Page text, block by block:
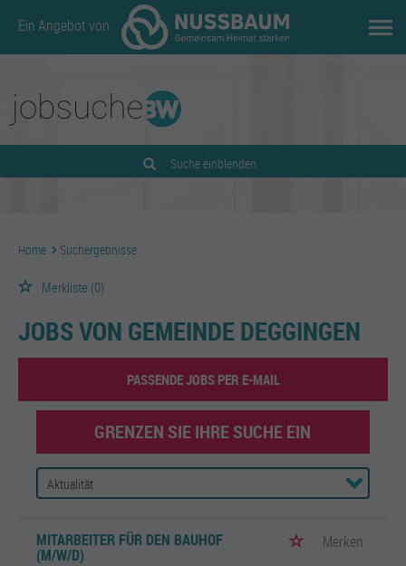
Ein Angebot von
Suche einblenden
Home Suchergebnisse
Merkliste (0)
JOBS VON GEMEINDE DEGGINGEN
PASSENDE JOBS PER E-MAIL
GRENZEN SIE IHRE SUCHE EIN
MITARBEITER FÜR DEN BAUHOF
(M/W/D)
Merken